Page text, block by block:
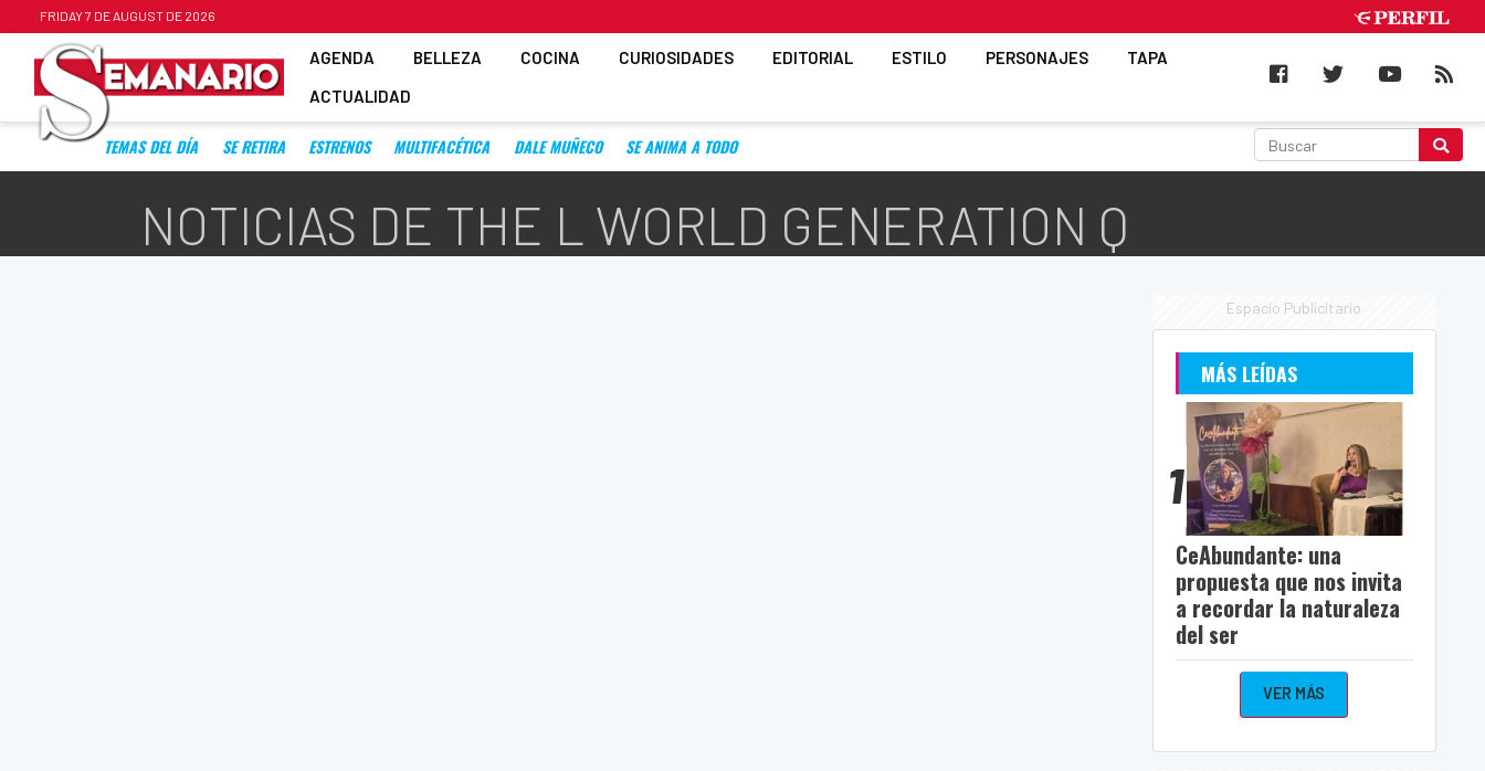
FRIDAY 7 DE AUGUST DE 2026
AGENDA BELLEZA COCINA CURIOSIDADES EDITORIAL ESTILO PERSONAJES
TAPA
ACTUALIDAD
TEMAS DEL DÍA SE RETIRA ESTRENOS MULTIFACÉTICA DALE MUÑECO SE ANIMA A TODO
NOTICIAS DE THE L WORLD GENERATION Q
Espacio Publicitario
MÁS LEÍDAS
1
CeAbundante: una
propuesta que nos invita
a recordar la naturaleza
del ser
VER MÁS